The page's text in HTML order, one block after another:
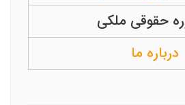
حقوقی ملکی
درباره ما